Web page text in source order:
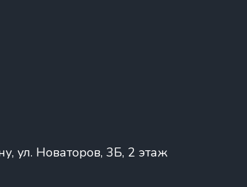
ул. Новаторов, 3Б, 2 этаж